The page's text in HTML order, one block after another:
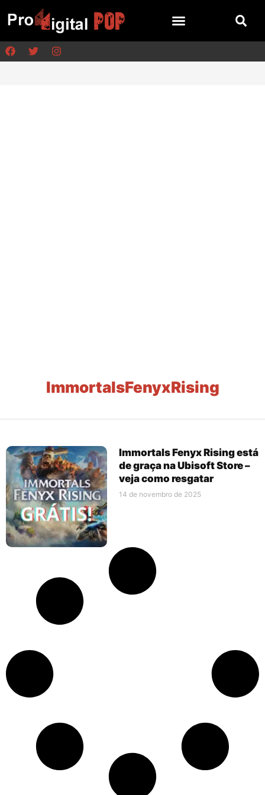
ImmortalsFenyxRising
Immortals Fenyx Rising está
de graça na Ubisoft Store –
veja como resgatar
14 de novembro de 2025